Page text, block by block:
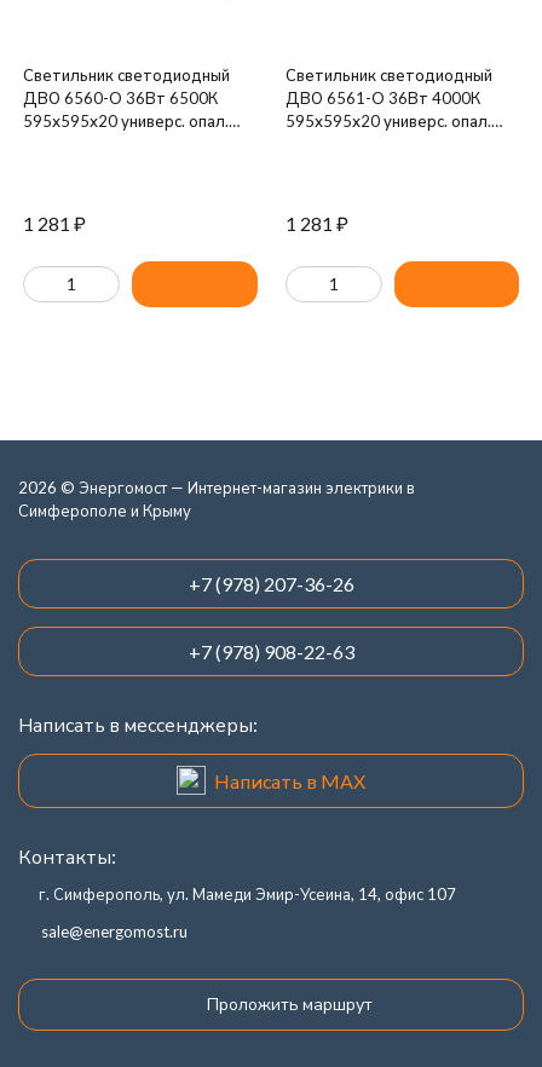
Светильник светодиодный
ДВО 6560-O 36Вт 6500К
595х595х20 универс. опал.
1 281 ₽
Светильник светодиодный
ДВО 6561-O 36Вт 4000К
595х595х20 универс. опал.
1 281 ₽
2026 © Энергомост — Интернет-магазин электрики в
Симферополе и Крыму
+7 (978) 207-36-26
+7 (978) 908-22-63
Написать в мессенджеры:
Написать в MAX
Контакты:
г. Симферополь, ул. Мамеди Эмир-Усеина, 14, офис 107
sale@energomost.ru
Проложить маршрут